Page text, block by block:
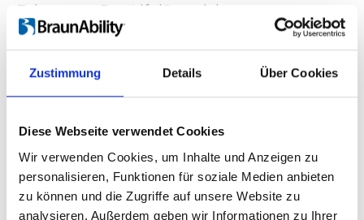
Zustimmung Details Über Cookies
Diese Webseite verwendet Cookies
Wir verwenden Cookies, um Inhalte und Anzeigen zu
personalisieren, Funktionen für soziale Medien anbieten
zu können und die Zugriffe auf unsere Website zu
analysieren. Außerdem geben wir Informationen zu Ihrer
Fahrzeugs. Der Lift lässt sich
zusammenklappen und eignet sich deshalb
für Fahrzeuge mit schrägen Heckklappen.
angetrieben und bedient. Der Carolift 90
kann in viele verschiedene Fahrzeuge wie
Kombis, Minivans oder Vans in voller Größe
eingebaut werden.